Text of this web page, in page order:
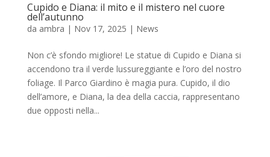
Cupido e Diana: il mito e il mistero nel cuore
dell’autunno
da ambra | Nov 17, 2025 | News
Non c’è sfondo migliore! Le statue di Cupido e Diana si
accendono tra il verde lussureggiante e l’oro del nostro
foliage. Il Parco Giardino è magia pura. Cupido, il dio
dell’amore, e Diana, la dea della caccia, rappresentano
due opposti nella...